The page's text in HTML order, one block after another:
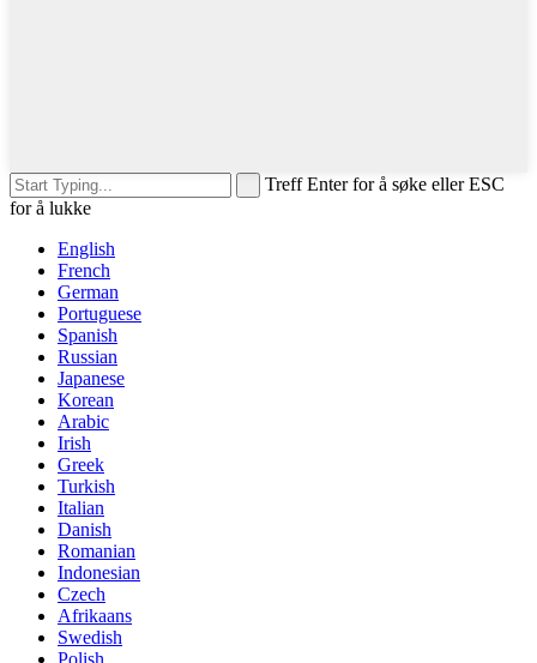
Treff Enter for å søke eller ESC
for å lukke
English
French
German
Portuguese
Spanish
Russian
Japanese
Korean
Arabic
Irish
Greek
Turkish
Italian
Danish
Romanian
Indonesian
Czech
Afrikaans
Swedish